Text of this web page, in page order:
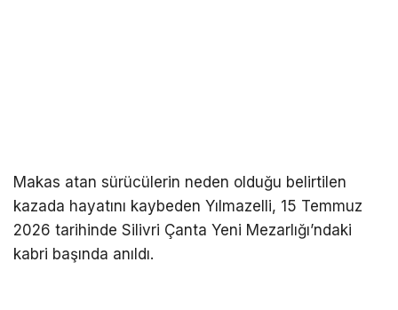
Makas atan sürücülerin neden olduğu belirtilen
kazada hayatını kaybeden Yılmazelli, 15 Temmuz
2026 tarihinde Silivri Çanta Yeni Mezarlığı’ndaki
kabri başında anıldı.